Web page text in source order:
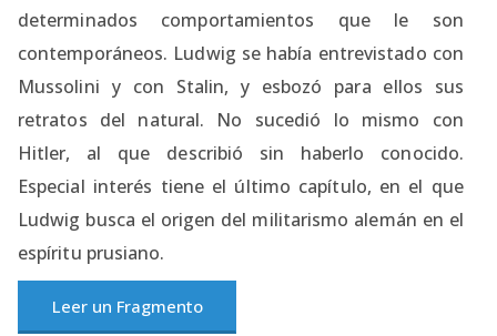
determinados comporta­mientos que le son
contemporáneos. Ludwig se había entrevistado con
Mussolini y con Stalin, y esbozó para ellos sus
retratos del natural. No sucedió lo mismo con
Hitler, al que describió sin haberlo conocido.
Especial interés tiene el último capítulo, en el que
Ludwig busca el origen del militarismo alemán en el
espíritu prusiano.
Leer un Fragmento